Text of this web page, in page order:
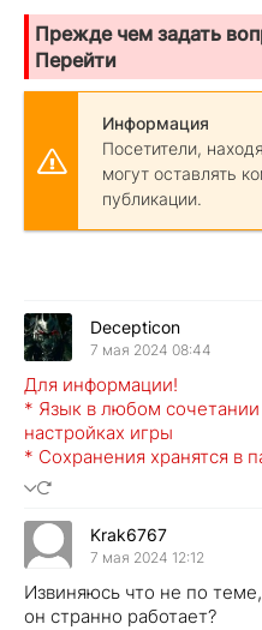
Прежде чем задать
Перейти
Информация
Посетители,
могут оставлять
публикации.
Decepticon
7 мая 2024 08:44
Для информации!
* Язык в любом
настройках игры
* Сохранения хранятся в
Krak6767
7 мая 2024 12:12
Извиняюсь что не по
он странно работает?